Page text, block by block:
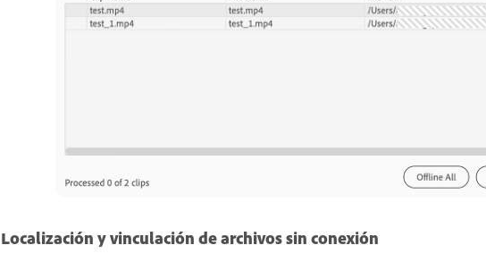
Localización y vinculación de archivos sin conexión